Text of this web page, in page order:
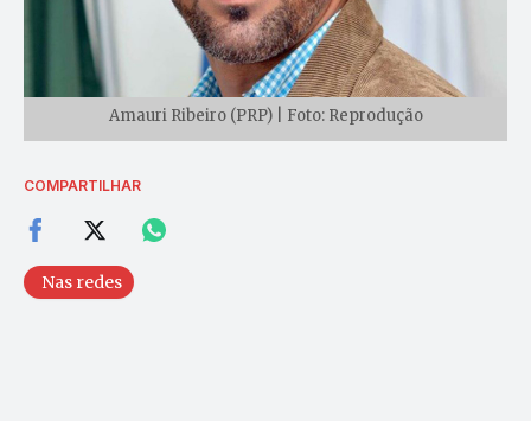
Amauri Ribeiro (PRP) | Foto: Reprodução
COMPARTILHAR
Nas redes